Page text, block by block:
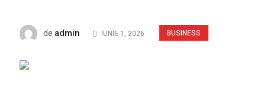
BUSINESS
de admin IUNIE 1, 2026